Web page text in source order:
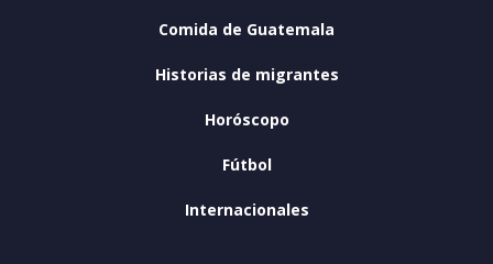
Comida de Guatemala
Historias de migrantes
Horóscopo
Fútbol
Internacionales